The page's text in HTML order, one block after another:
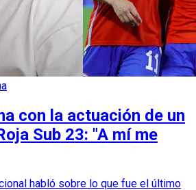
con la actuación de un
Sub 23: "A mí me
habló sobre lo que fue el último